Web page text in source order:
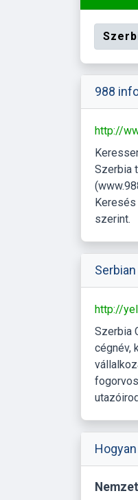
988
http://
Szerbia
szerint.
http://
Szerbia
cégnév,